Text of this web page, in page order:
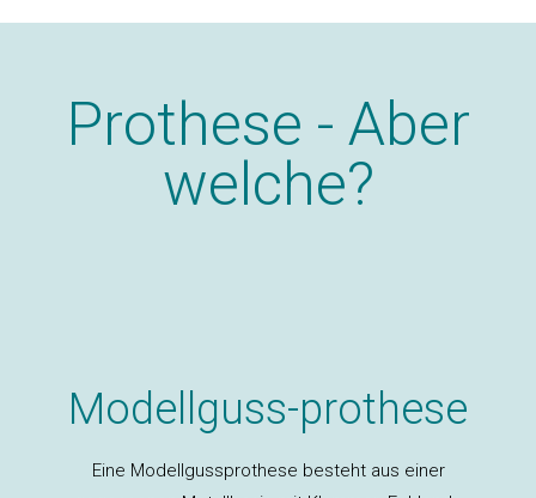
Prothese - Aber
welche?
Modellguss-prothese
Eine Modellgussprothese besteht aus einer